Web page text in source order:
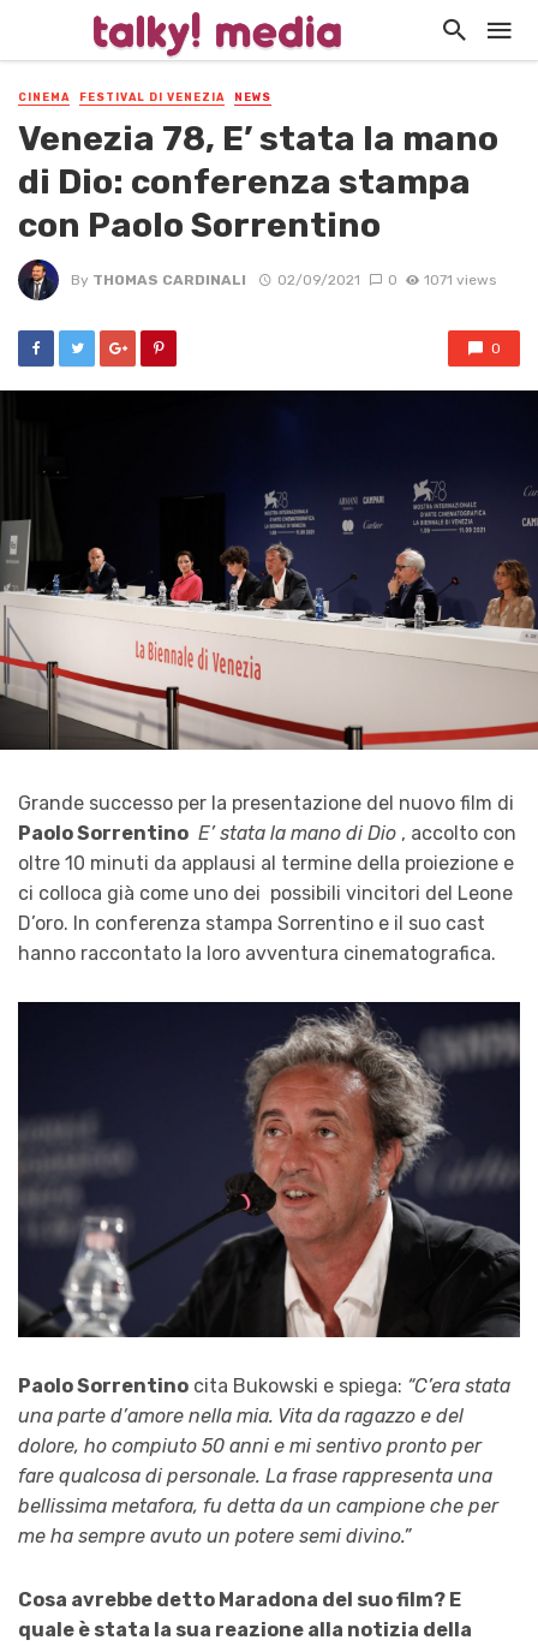
CINEMA FESTIVAL DI VENEZIA NEWS
Venezia 78, E’ stata la mano
di Dio: conferenza stampa
con Paolo Sorrentino
By THOMAS CARDINALI 02/09/2021 0 1071 views
0
Grande successo per la presentazione del nuovo film di
Paolo Sorrentino E’ stata la mano di Dio , accolto con
oltre 10 minuti da applausi al termine della proiezione e
ci colloca già come uno dei possibili vincitori del Leone
D’oro. In conferenza stampa Sorrentino e il suo cast
hanno raccontato la loro avventura cinematografica.
Paolo Sorrentino cita Bukowski e spiega: “C’era stata
una parte d’amore nella mia. Vita da ragazzo e del
dolore, ho compiuto 50 anni e mi sentivo pronto per
fare qualcosa di personale. La frase rappresenta una
bellissima metafora, fu detta da un campione che per
me ha sempre avuto un potere semi divino.”
Cosa avrebbe detto Maradona del suo film? E
quale è stata la sua reazione alla notizia della